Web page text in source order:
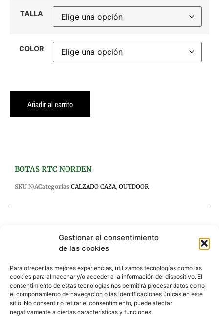
Gestionar el consentimiento
de las cookies
Para ofrecer las mejores experiencias, utilizamos tecnologías como las
cookies para almacenar y/o acceder a la información del dispositivo. El
consentimiento de estas tecnologías nos permitirá procesar datos como
el comportamiento de navegación o las identificaciones únicas en este
sitio. No consentir o retirar el consentimiento, puede afectar
negativamente a ciertas características y funciones.
TALLA
COLOR
Añadir al carrito
BOTAS RTC NORDEN
SKU N/ACategorías CALZADO CAZA, OUTDOOR
Descripción Información adicional
Valoraciones (0)
Descripción